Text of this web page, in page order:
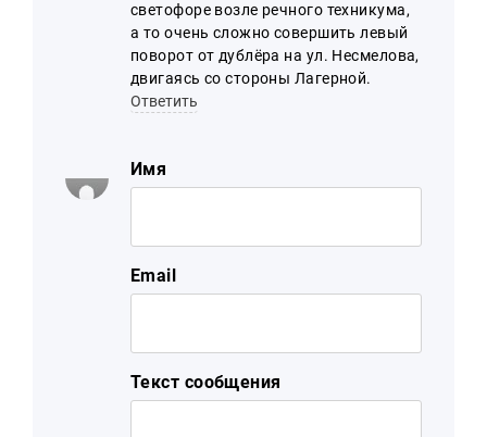
светофоре возле речного техникума,
а то очень сложно совершить левый
поворот от дублёра на ул. Несмелова,
двигаясь со стороны Лагерной.
Ответить
Имя
Email
Текст сообщения